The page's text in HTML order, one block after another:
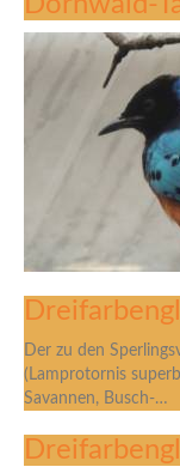
Der zu den
(Lamprotornis
Savannen, Busch-…